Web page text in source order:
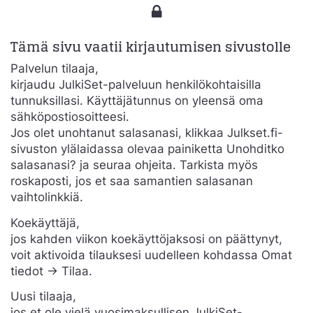
Tämä sivu vaatii kirjautumisen sivustolle
Palvelun tilaaja,
kirjaudu JulkiSet-palveluun henkilökohtaisilla
tunnuksillasi. Käyttäjätunnus on yleensä oma
sähköpostiosoitteesi.
Jos olet unohtanut salasanasi, klikkaa Julkset.fi-
sivuston ylälaidassa olevaa painiketta Unohditko
salasanasi? ja seuraa ohjeita. Tarkista myös
roskaposti, jos et saa samantien salasanan
vaihtolinkkiä.
Koekäyttäjä,
jos kahden viikon koekäyttöjaksosi on päättynyt,
voit aktivoida tilauksesi uudelleen kohdassa Omat
tiedot -> Tilaa.
Uusi tilaaja,